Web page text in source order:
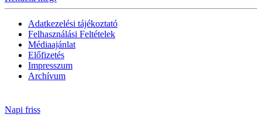
Adatkezelési tájékoztató
Felhasználási Feltételek
Médiaajánlat
Előfizetés
Impresszum
Archívum
Napi friss